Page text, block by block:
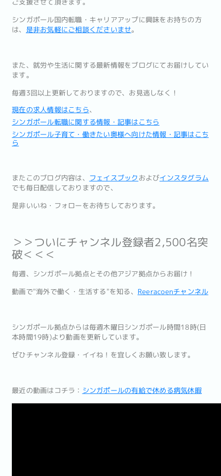
ご支援させて頂きます。
シンガポール国内転職・キャリアアップに興味をお持ちの方
は、 是非お気軽にご相談くださいませ。
また、 就労や生活に関する最新情報をブログにてお届けしてい
ます。
毎週3回以上更新しておりますので、お見逃しなく！
現在の求人情報はこちら、
シンガポール転職に関する情報・記事はこちら
シンガポール子育て・働きたい奥様へ向けた情報・記事はこち
ら
またこのブログ内容は、 フェイスブック およびインスタグラム
でも毎日配信しておりますので、
是非いいね・フォローをお待ちしております。
＞＞ついにチャンネル登録者2,500名突
破＜＜＜
毎週、シンガポール拠点とその他アジア拠点からお届け！
動画で"海外で働く・生活する"を知る、 Reeracoenチャ ンネル
シンガポール拠点からは毎週木曜日シンガポール時間18時(日
本時間19時)より動画を更新しています。
ぜひチャンネル登録・イイね！を宜しくお願い致します。
最近の動画はコチラ： シンガポールの有給で休める病気休暇